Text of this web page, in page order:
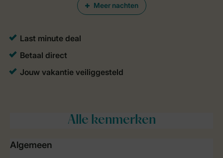
Meer nachten
Alle kenmerken
Algemeen